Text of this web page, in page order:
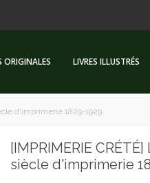
ORIGINALES LIVRES ILLUSTRÉS
d'imprimerie 1829-1929.
[IMPRIMERIE
siècle d'imprimerie